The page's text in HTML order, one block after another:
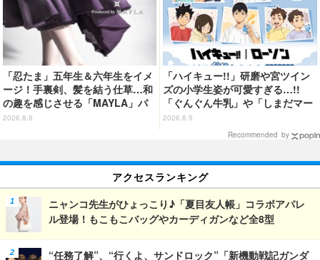
「忍たま」五年生＆六年生をイメ
ージ！手裏剣、髪を結う仕草…和
の趣を感じさせる「MAYLA」パ
ンプス
2026.8.8
「ハイキュー!!」研磨や宮ツイン
ズの小学生姿が可愛すぎる…!!
「ぐんぐん牛乳」や「しまだマー
ト」デザインのグッズも!? ロー
ソン限定グッズが登場！
2026.8.5
Recommended by
アクセスランキング
ニャンコ先生がひょっこり♪「夏目友人帳」コラボアパレ
ル登場！もこもこバッグやカーディガンなど全8型
“任務了解”、“行くよ、サンドロック”「新機動戦記ガンダ